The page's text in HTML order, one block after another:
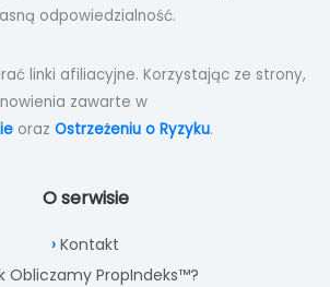
odpowiedzialność.
linki afiliacyjne. Korzystając ze strony,
zawarte w
oraz Ostrzeżeniu o Ryzyku.
O serwisie
Kontakt
Obliczamy PropIndeks™?